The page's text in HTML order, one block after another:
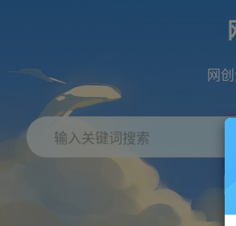
网
输入关键词搜索